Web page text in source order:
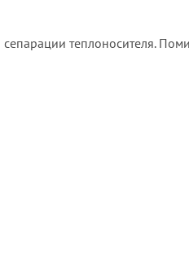
теплоносителя.